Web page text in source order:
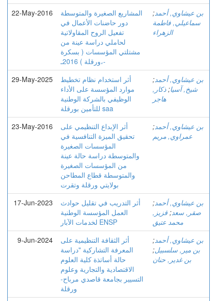
22-May-2016
المشاريع الصغيرة والمتوسطة
دور حاضنات الأعمال في
تفعيل الروح المقاولاتية
لحاملي دراسة عينة من
مشتلتي المؤسسات ( بسكرة
،ورقلة ) 2016ـ-
بن عيشاوي, أحمد;
سماعيلي, فاطمة
الزهراء
29-May-2025
أثر استخدام نظام تخطيط
موارد المؤسسة على الأداء
الوظيفي بالشركة الوطنية
للتأمين بورقلة saa
بن عيشاوي, أحمد;
شيخ, آسيا; ذكار,
هاجر
23-May-2016
أثر الإبداع التنظيمي على
تحقيق الميزة التنافسية في
المؤسسات الصغيرة
والمتوسطة دراسة حالة عينة
من المؤسسات الصغيرة
والمتوسطة قطاع المطاحن
بولايتي ورقلة وتقرت
بن عيشاوي, أحمد;
عمراوي, مريم
17-Jun-2023
أثر التدريب في تقليل حوادث
العمل المؤسسة الوطنية
لخدمات الآبار ENSP
بن عيشاوي, أحمد;
صقر, سعد; قزيز,
محمد عتيق
9-Jun-2024
أثر الثقافة التنظيمية على
المعرفة التشاركية "دراسة
حالة أساتذة كلية العلوم
الاقتصادية والتجارية وعلوم
التسيير بجامعة قاصدي مرباح-
ورقلة
بن عيشاوي, أحمد;
بن مير, سلسبيل;
بن غدير, حنان